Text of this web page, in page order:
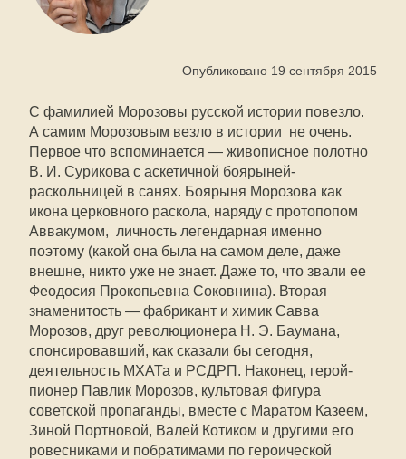
Опубликовано 19 сентября 2015
С фамилией Морозовы русской истории повезло.
А самим Морозовым везло в истории не очень.
Первое что вспоминается — живописное полотно
В. И. Сурикова с аскетичной боярыней-
раскольницей в санях. Боярыня Морозова как
икона церковного раскола, наряду с протопопом
Аввакумом, личность легендарная именно
поэтому (какой она была на самом деле, даже
внешне, никто уже не знает. Даже то, что звали ее
Феодосия Прокопьевна Соковнина). Вторая
знаменитость — фабрикант и химик Савва
Морозов, друг революционера Н. Э. Баумана,
спонсировавший, как сказали бы сегодня,
деятельность МХАТа и РСДРП. Наконец, герой-
пионер Павлик Морозов, культовая фигура
советской пропаганды, вместе с Маратом Казеем,
Зиной Портновой, Валей Котиком и другими его
ровесниками и побратимами по героической